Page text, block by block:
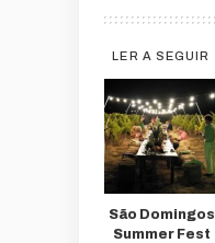
LER A SEGUIR
São Domingos
Summer Fest